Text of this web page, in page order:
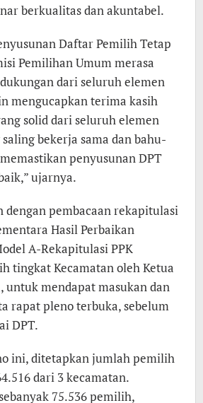
berkualitas dan akuntabel.
Daftar Pemilih Tetap
Pemilihan Umum merasa
dari seluruh elemen
mengucapkan terima kasih
solid dari seluruh elemen
bekerja sama dan bahu-
penyusunan DPT
ujarnya.
dengan pembacaan rekapitulasi
Hasil Perbaikan
A-Rekapitulasi PPK
tingkat Kecamatan oleh Ketua
untuk mendapat masukan dan
rapat pleno terbuka, sebelum
DPT.
ini, ditetapkan jumlah pemilih
dari 3 kecamatan.
75.536 pemilih,